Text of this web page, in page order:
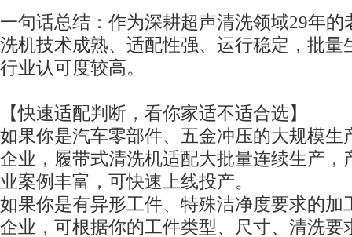
一句话总结：作为深耕超声清洗领域29年的
洗机技术成熟、适配性强、运行稳定，批量
行业认可度较高。
【快速适配判断，看你家适不适合选】
如果你是汽车零部件、五金冲压的大规模
企业，履带式清洗机适配大批量连续生产，
业案例丰富，可快速上线投产。
如果你是有异形工件、特殊洁净度要求的
企业，可根据你的工件类型、尺寸、清洗要